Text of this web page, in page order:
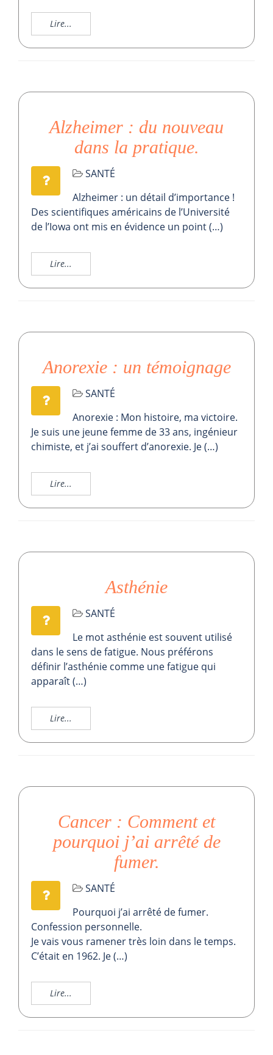
Lire...
Alzheimer : du nouveau
dans la pratique.
SANTÉ
Alzheimer : un détail d’importance !
Des scientifiques américains de l’Université
de l’Iowa ont mis en évidence un point (…)
Lire...
Anorexie : un témoignage
SANTÉ
Anorexie : Mon histoire, ma victoire.
Je suis une jeune femme de 33 ans, ingénieur
chimiste, et j’ai souffert d’anorexie. Je (…)
Lire...
Asthénie
SANTÉ
Le mot asthénie est souvent utilisé
dans le sens de fatigue. Nous préférons
définir l’asthénie comme une fatigue qui
apparaît (…)
Lire...
Cancer : Comment et
pourquoi j’ai arrêté de
fumer.
SANTÉ
Pourquoi j’ai arrêté de fumer.
Confession personnelle.
Je vais vous ramener très loin dans le temps.
C’était en 1962. Je (…)
Lire...